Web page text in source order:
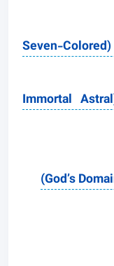
۱. دنیای غار فرقه هفت رنگ (Seven-Colored
۲. قاره جاودانه اختری (Immortal Astral